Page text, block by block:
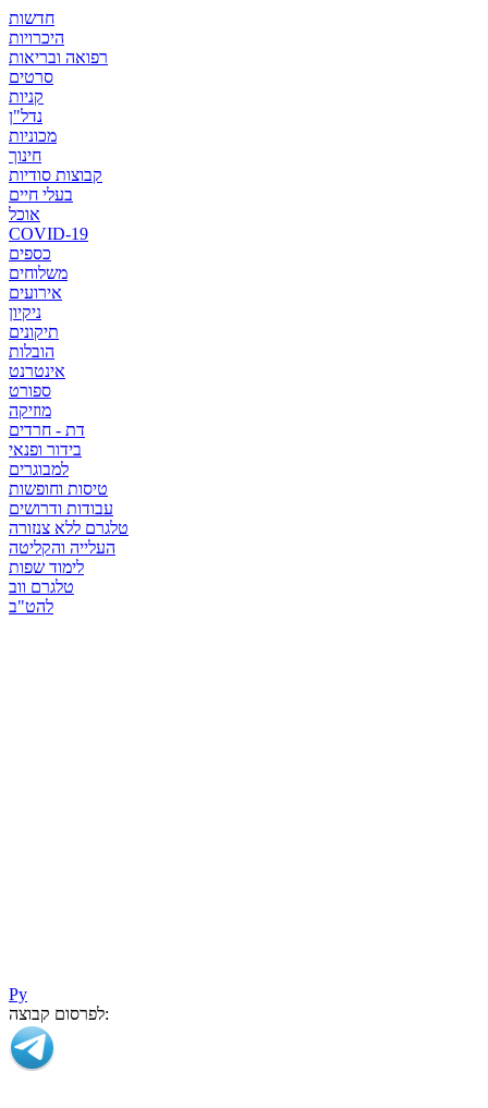
חדשות
היכרויות
רפואה ובריאות
סרטים
קניות
נדל"ן
מכוניות
חינוך
קבוצות סודיות
בעלי חיים
אוכל
COVID-19
כספים
משלוחים
אירועים
ניקיון
תיקונים
הובלות
אינטרנט
ספורט
מוזיקה
דת - חרדים
בידור ופנאי
למבוגרים
טיסות וחופשות
עבודות ודרושים
טלגרם ללא צנזורה
העלייה והקליטה
לימוד שפות
טלגרם ווב
להט"ב
Ру
לפרסום קבוצה: